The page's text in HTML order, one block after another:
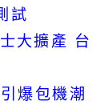
試
大擴產
爆包機潮